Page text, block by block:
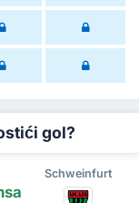
gol?
Schweinfurt